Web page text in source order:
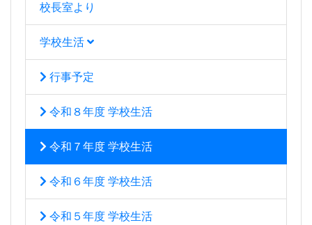
校長室より
学校生活
行事予定
令和８年度 学校生活
令和７年度 学校生活
令和６年度 学校生活
令和５年度 学校生活